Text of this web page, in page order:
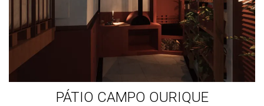
PÁTIO CAMPO OURIQUE